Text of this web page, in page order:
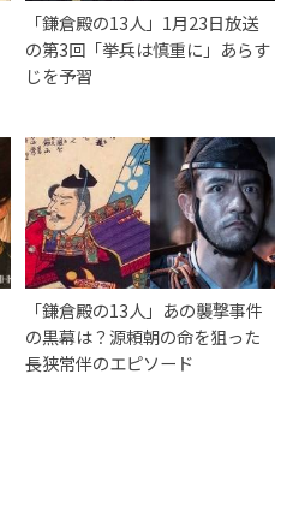
「鎌倉殿の13人」1月23日放送
の第3回「挙兵は慎重に」あらす
じを予習
「鎌倉殿の13人」あの襲撃事件
の黒幕は？源頼朝の命を狙った
長狭常伴のエピソード